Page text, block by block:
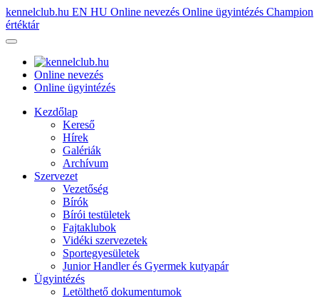
kennelclub.hu EN HU Online nevezés Online ügyintézés Champion
értéktár
Online nevezés
Online ügyintézés
Kezdőlap
Kereső
Hírek
Galériák
Archívum
Szervezet
Vezetőség
Bírók
Bírói testületek
Fajtaklubok
Vidéki szervezetek
Sportegyesületek
Junior Handler és Gyermek kutyapár
Ügyintézés
Letölthető dokumentumok